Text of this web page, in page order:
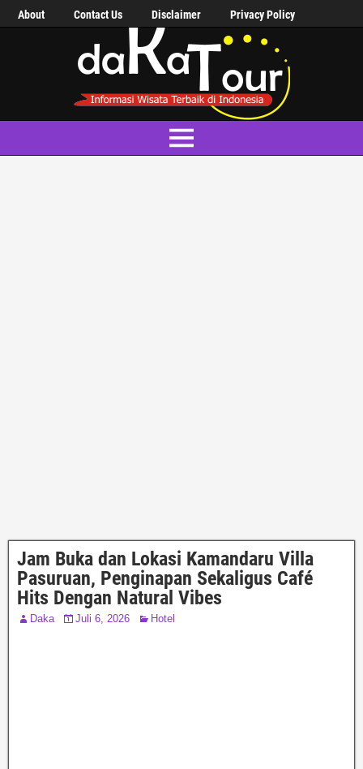
About Contact Us Disclaimer Privacy Policy
Jam Buka dan Lokasi Kamandaru Villa
Pasuruan, Penginapan Sekaligus Café
Hits Dengan Natural Vibes
Daka Juli 6, 2026 Hotel